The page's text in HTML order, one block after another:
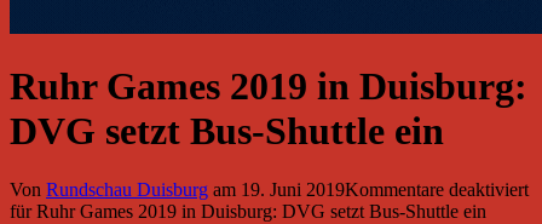
Ruhr Games 2019 in Duisburg:
DVG setzt Bus-Shuttle ein
Von Rundschau Duisburg am 19. Juni 2019Kommentare deaktiviert
für Ruhr Games 2019 in Duisburg: DVG setzt Bus-Shuttle ein